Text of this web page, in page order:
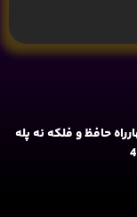
حافظ و فلکه نه پله